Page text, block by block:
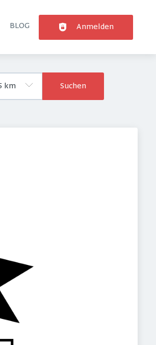
BLOG Anmelden
Suchen